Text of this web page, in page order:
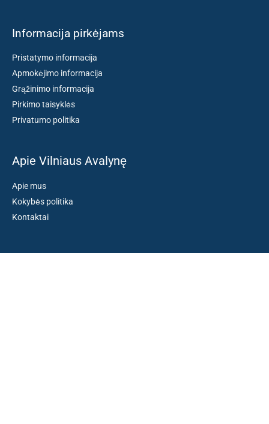
Informacija pirkėjams
Pristatymo informacija
Apmokėjimo informacija
Grąžinimo informacija
Pirkimo taisyklės
Privatumo politika
Apie Vilniaus Avalynę
Apie mus
Kokybės politika
Kontaktai
Susisiekite: